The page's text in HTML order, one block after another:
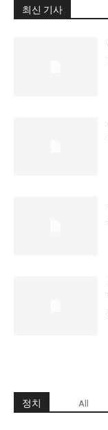
최신 기사
정치 All